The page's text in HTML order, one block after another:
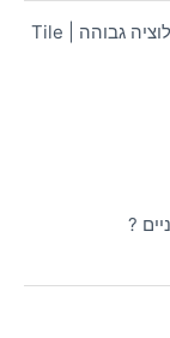
הדמיית אריחים 3D | הדמיות ריצוף וחיפוי ברזולוציה גבוהה | Tile
?